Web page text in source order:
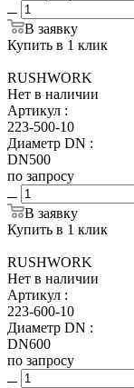
В заявку
Купить в 1 клик
RUSHWORK
Нет в наличии
Артикул :
223-500-10
Диаметр DN :
DN500
по запросу
В заявку
Купить в 1 клик
RUSHWORK
Нет в наличии
Артикул :
223-600-10
Диаметр DN :
DN600
по запросу